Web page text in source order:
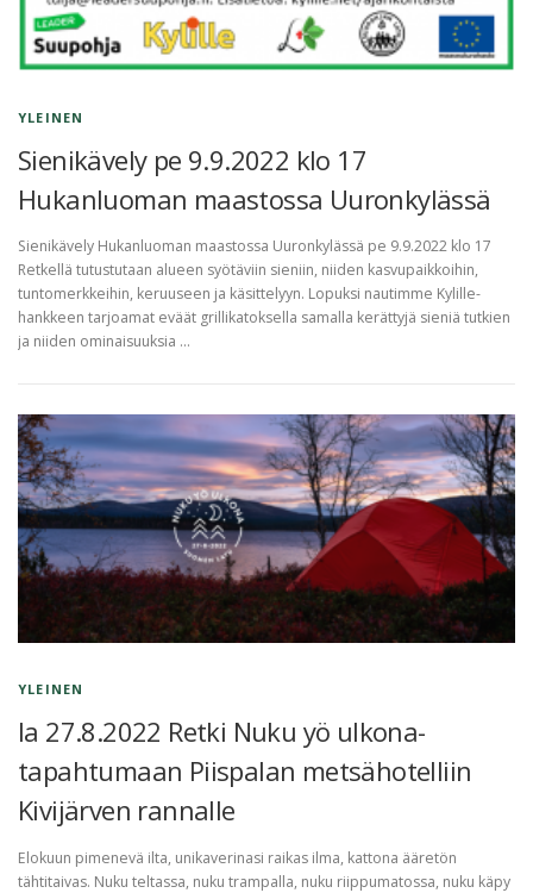
YLEINEN
Sienikävely pe 9.9.2022 klo 17
Hukanluoman maastossa Uuronkylässä
Sienikävely Hukanluoman maastossa Uuronkylässä pe 9.9.2022 klo 17
Retkellä tutustutaan alueen syötäviin sieniin, niiden kasvupaikkoihin,
tuntomerkkeihin, keruuseen ja käsittelyyn. Lopuksi nautimme Kylille-
hankkeen tarjoamat eväät grillikatoksella samalla kerättyjä sieniä tutkien
ja niiden ominaisuuksia …
YLEINEN
la 27.8.2022 Retki Nuku yö ulkona-
tapahtumaan Piispalan metsähotelliin
Kivijärven rannalle
Elokuun pimenevä ilta, unikaverinasi raikas ilma, kattona ääretön
tähtitaivas. Nuku teltassa, nuku trampalla, nuku riippumatossa, nuku käpy